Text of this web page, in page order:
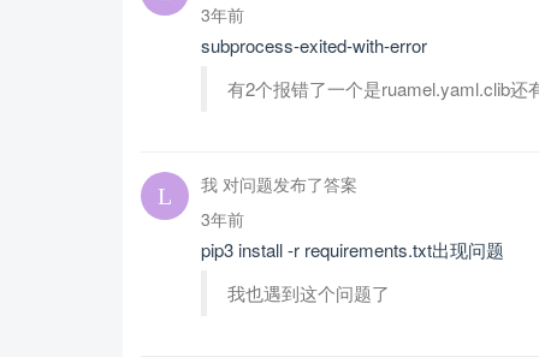
3年前
subprocess-exited-with-error
有2个报错了一个是ruamel.yaml.clib还
我 对问题发布了答案
3年前
pip3 install -r requirements.txt出现问题
我也遇到这个问题了